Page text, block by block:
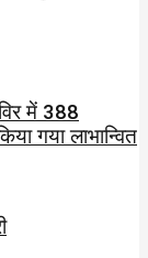
में 388
गया लाभान्वित